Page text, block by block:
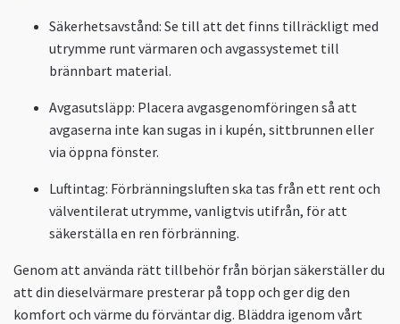
Säkerhetsavstånd: Se till att det finns tillräckligt med
utrymme runt värmaren och avgassystemet till
brännbart material.
Avgasutsläpp: Placera avgasgenomföringen så att
avgaserna inte kan sugas in i kupén, sittbrunnen eller
via öppna fönster.
Luftintag: Förbränningsluften ska tas från ett rent och
välventilerat utrymme, vanligtvis utifrån, för att
säkerställa en ren förbränning.
Genom att använda rätt tillbehör från början säkerställer du
att din dieselvärmare presterar på topp och ger dig den
komfort och värme du förväntar dig. Bläddra igenom vårt